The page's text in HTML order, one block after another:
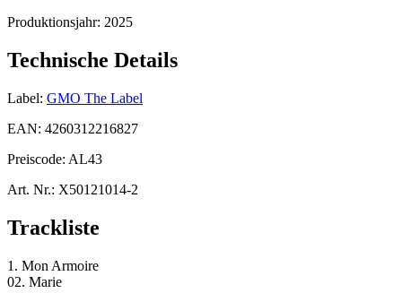
Produktionsjahr: 2025
Technische Details
Label: GMO The Label
EAN: 4260312216827
Preiscode: AL43
Art. Nr.: X50121014-2
Trackliste
1. Mon Armoire
02. Marie